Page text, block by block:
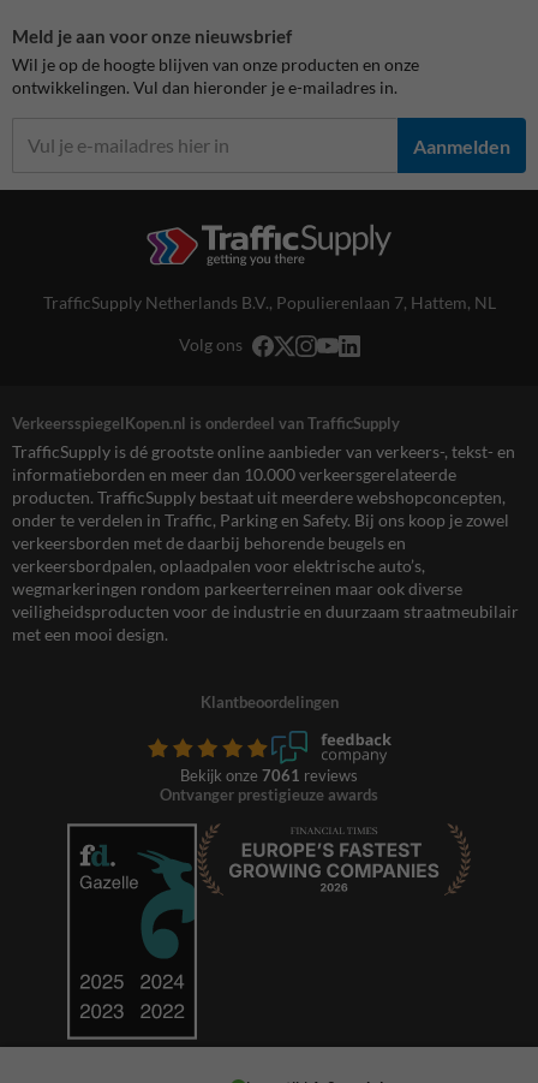
Meld je aan voor onze nieuwsbrief
Wil je op de hoogte blijven van onze producten en onze
ontwikkelingen. Vul dan hieronder je e-mailadres in.
Aanmelden
TrafficSupply Netherlands B.V., Populierenlaan 7, Hattem, NL
Volg ons
VerkeersspiegelKopen.nl is onderdeel van TrafficSupply
TrafficSupply is dé grootste online aanbieder van verkeers-, tekst- en
informatieborden en meer dan 10.000 verkeersgerelateerde
producten. TrafficSupply bestaat uit meerdere webshopconcepten,
onder te verdelen in Traffic, Parking en Safety. Bij ons koop je zowel
verkeersborden met de daarbij behorende beugels en
verkeersbordpalen, oplaadpalen voor elektrische auto’s,
wegmarkeringen rondom parkeerterreinen maar ook diverse
veiligheidsproducten voor de industrie en duurzaam straatmeubilair
met een mooi design.
Klantbeoordelingen
Bekijk onze 7061 reviews
Ontvanger prestigieuze awards